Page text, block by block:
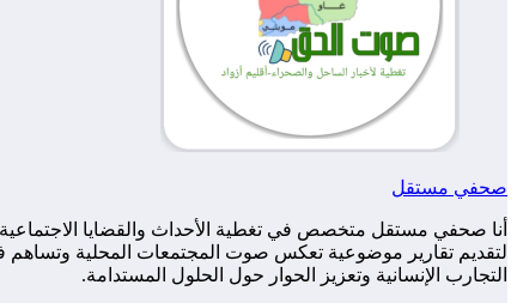
صحفي مستقل
أنا صحفي مستقل متخصص في تغطية الأحداث والقضايا
لتقديم تقارير موضوعية تعكس صوت المجتمعات المحلية وتساهم في
التجارب الإنسانية وتعزيز الحوار حول الحلول المستدامة.